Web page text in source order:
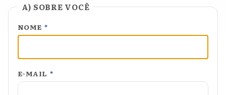
A) SOBRE VOCÊ
NOME *
E-MAIL *